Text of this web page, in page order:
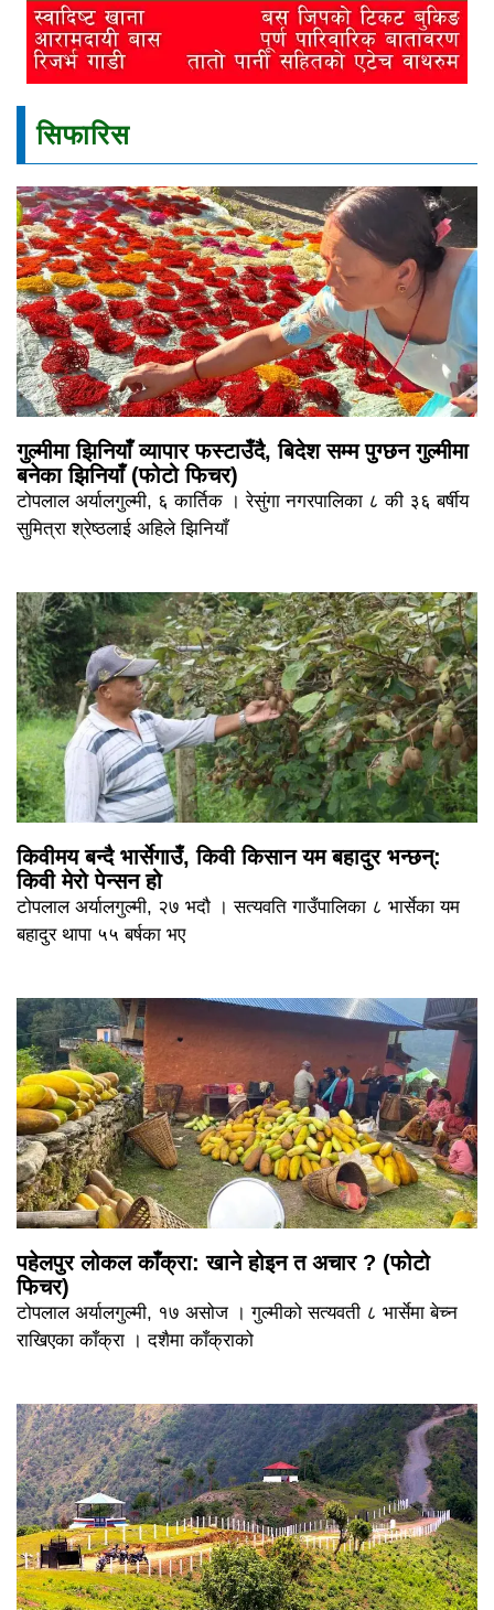
सिफारिस
गुल्मीमा झिनियाँ व्यापार फस्टाउँदै, बिदेश सम्म पुग्छन गुल्मीमा
बनेका झिनियाँ (फोटो फिचर)
टोपलाल अर्यालगुल्मी, ६ कार्तिक । रेसुंगा नगरपालिका ८ की ३६ बर्षीय
सुमित्रा श्रेष्ठलाई अहिले झिनियाँ
किवीमय बन्दै भार्सेगाउँ, किवी किसान यम बहादुर भन्छन्:
किवी मेरो पेन्सन हो
टोपलाल अर्यालगुल्मी, २७ भदौ । सत्यवति गाउँपालिका ८ भार्सेका यम
बहादुर थापा ५५ बर्षका भए
पहेलपुर लोकल काँक्रा: खाने होइन त अचार ? (फोटो
फिचर)
टोपलाल अर्यालगुल्मी, १७ असोज । गुल्मीको सत्यवती ८ भार्सेमा बेच्न
राखिएका काँक्रा । दशैमा काँक्राको